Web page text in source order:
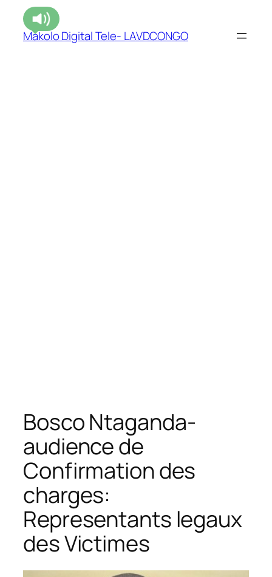
Makolo Digital Tele- LAVDCONGO
Bosco Ntaganda-
audience de
Confirmation des
charges:
Representants legaux
des Victimes